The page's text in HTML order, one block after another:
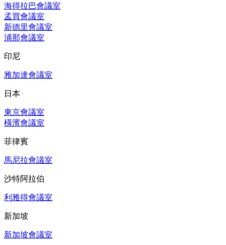
海得拉巴會議室
孟買會議室
新德里會議室
浦那會議室
印尼
雅加達會議室
日本
東京會議室
橫濱會議室
菲律賓
馬尼拉會議室
沙特阿拉伯
利雅得會議室
新加坡
新加坡會議室